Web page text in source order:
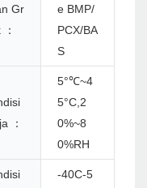
Gr
e BMP/
PCX/BA
S
：
5°℃~4
5°C,2
0%~8
0%RH
-40C-5